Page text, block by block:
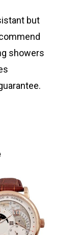
but
showers